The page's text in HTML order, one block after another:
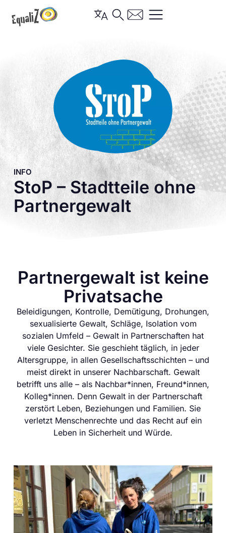
INFO
StoP – Stadtteile ohne
Partnergewalt
Partnergewalt ist keine
Privatsache
Beleidigungen, Kontrolle, Demütigung, Drohungen,
sexualisierte Gewalt, Schläge, Isolation vom
sozialen Umfeld – Gewalt in Partnerschaften hat
viele Gesichter. Sie geschieht täglich, in jeder
Altersgruppe, in allen Gesellschaftsschichten – und
meist direkt in unserer Nachbarschaft. Gewalt
betrifft uns alle – als Nachbar*innen, Freund*innen,
Kolleg*innen. Denn Gewalt in der Partnerschaft
zerstört Leben, Beziehungen und Familien. Sie
verletzt Menschenrechte und das Recht auf ein
Leben in Sicherheit und Würde.